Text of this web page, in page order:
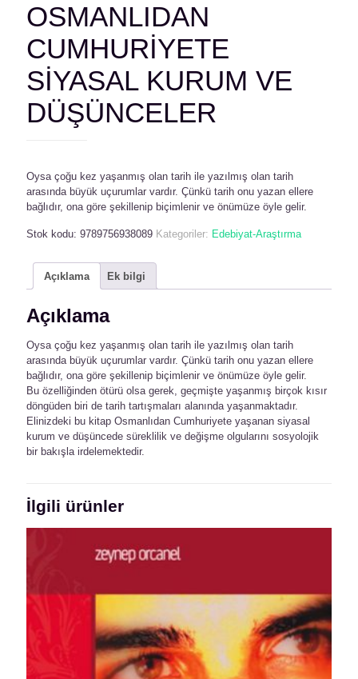
OSMANLIDAN
CUMHURİYETE
SİYASAL KURUM VE
DÜŞÜNCELER
Oysa çoğu kez yaşanmış olan tarih ile yazılmış olan tarih
arasında büyük uçurumlar vardır. Çünkü tarih onu yazan ellere
bağlıdır, ona göre şekillenip biçimlenir ve önümüze öyle gelir.
Stok kodu: 9789756938089 Kategoriler: Edebiyat-Araştırma
Açıklama Ek bilgi
Açıklama
Oysa çoğu kez yaşanmış olan tarih ile yazılmış olan tarih
arasında büyük uçurumlar vardır. Çünkü tarih onu yazan ellere
bağlıdır, ona göre şekillenip biçimlenir ve önümüze öyle gelir.
Bu özelliğinden ötürü olsa gerek, geçmişte yaşanmış birçok kısır
döngüden biri de tarih tartışmaları alanında yaşanmaktadır.
Elinizdeki bu kitap Osmanlıdan Cumhuriyete yaşanan siyasal
kurum ve düşüncede süreklilik ve değişme olgularını sosyolojik
bir bakışla irdelemektedir.
İlgili ürünler